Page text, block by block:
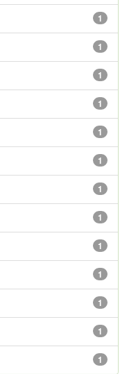
1
1
1
1
1
1
1
1
1
1
1
1
1